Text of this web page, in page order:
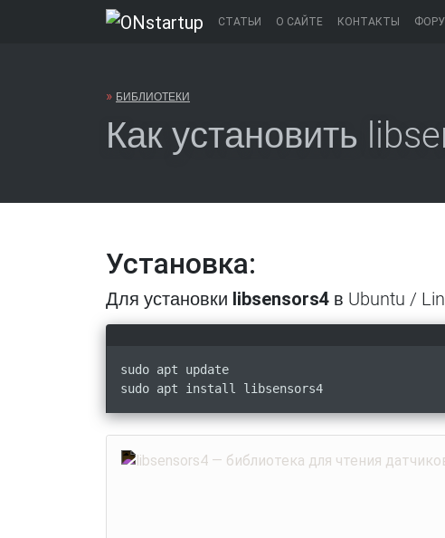
СТАТЬИ О САЙТЕ КОНТАКТЫ
» БИБЛИОТЕКИ
Как установить
Установка:
Для установки libsensors4 в Ubuntu /
sudo apt update
sudo apt install libsensors4